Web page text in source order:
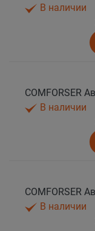
В наличии
В наличии
В наличии